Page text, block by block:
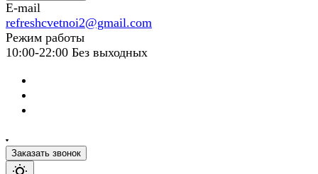
E-mail
refreshcvetnoi2@gmail.com
Режим работы
10:00-22:00 Без выходных
Заказать звонок